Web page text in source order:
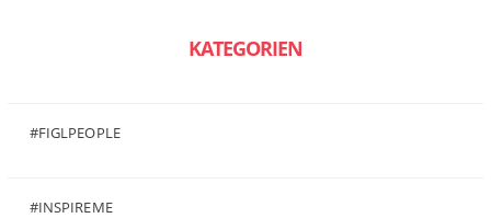
KATEGORIEN
#FIGLPEOPLE
#INSPIREME